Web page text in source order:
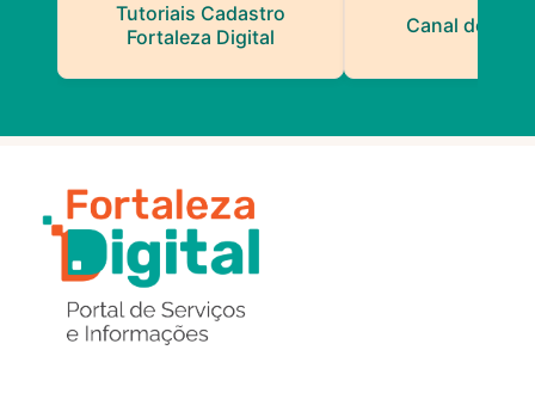
Tutoriais Cadastro
Fortaleza Digital
Canal do